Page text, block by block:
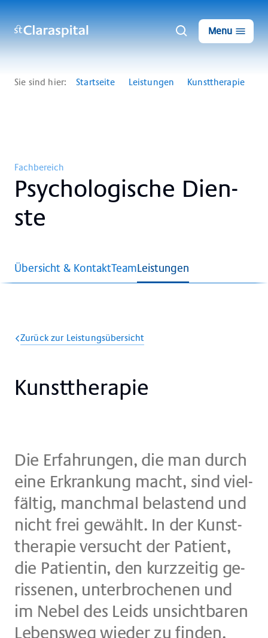
Menu
Sie sind hier: Startseite Leistungen Kunsttherapie
Fachbereich
Psy­cho­lo­gi­sche Dien­
ste
Übersicht & KontaktTeamLeistungen
Zurück zur Leistungsübersicht
Kunst­the­ra­pie
Die Er­fah­run­gen, die man durch
eine Er­kran­kung macht, sind viel­
fäl­tig, manch­mal be­la­stend und
nicht frei ge­wählt. In der Kunst­
the­ra­pie ver­su­cht der Pa­ti­ent,
die Pa­ti­en­tin, den kurz­zei­tig ge­
ris­se­nen, un­ter­bro­che­nen und
im Ne­bel des Leids un­sicht­ba­ren
Le­bens­weg wie­der zu fin­den.